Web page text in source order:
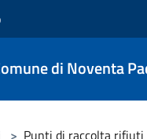
di Noventa
> Punti di raccolta rifiuti